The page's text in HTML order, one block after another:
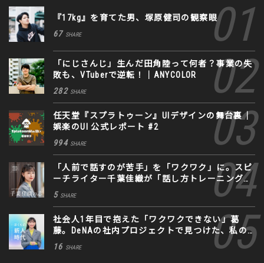
『17kg』を育てた男、塚原健司の観察眼
67 SHARE
「にじさんじ」生んだ田角陸って何者？事業の失
敗も、VTuberで逆転！｜ANYCOLOR
282 SHARE
任天堂『スプラトゥーン』UIデザインの舞台裏｜
娯楽のUI 公式レポート #2
994 SHARE
「人前で話すのが苦手」を「ワクワク」に。スピ
ーチライター千葉佳織が「話し方トレーニング」
に込めた思い
5 SHARE
社会人1年目で抱えた「ワクワクできない」葛
藤。DeNAの社内プロジェクトで見つけた、私の
生きる道
16 SHARE